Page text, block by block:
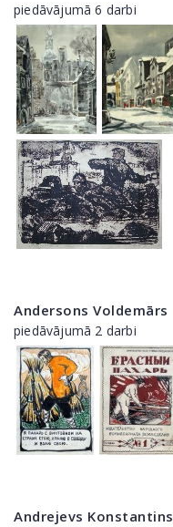
piedāvājumā 6 darbi
Andersons Voldemārs
piedāvājumā 2 darbi
Andrejevs Konstantins